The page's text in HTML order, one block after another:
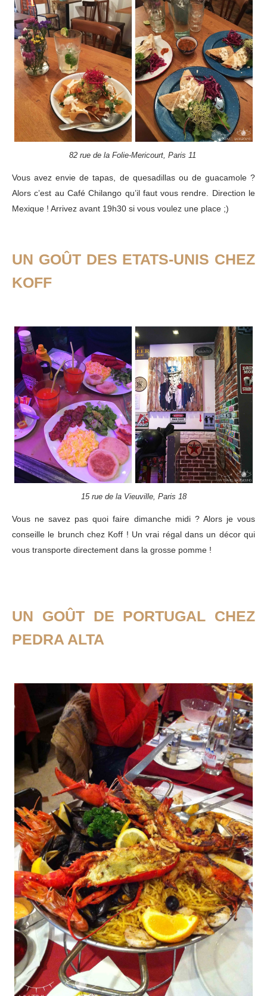
82 rue de la Folie-Mericourt, Paris 11
Vous avez envie de tapas, de quesadillas ou de guacamole ?
Alors c’est au Café Chilango qu’il faut vous rendre. Direction le
Mexique ! Arrivez avant 19h30 si vous voulez une place ;)
UN GOÛT DES ETATS-UNIS CHEZ
KOFF
15 rue de la Vieuville, Paris 18
Vous ne savez pas quoi faire dimanche midi ? Alors je vous
conseille le brunch chez Koff ! Un vrai régal dans un décor qui
vous transporte directement dans la grosse pomme !
UN GOÛT DE PORTUGAL CHEZ
PEDRA ALTA